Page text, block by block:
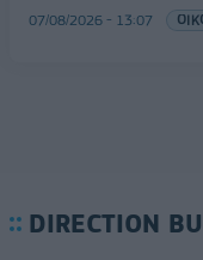
07/08/2026 - 13:07
DIRECTION